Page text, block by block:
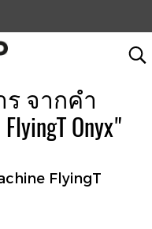
จากคำ
Onyx"
FlyingT